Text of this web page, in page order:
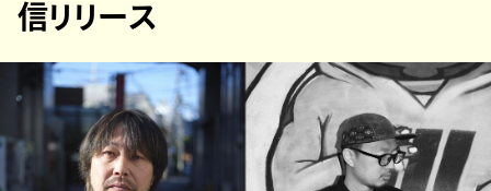
信リリース